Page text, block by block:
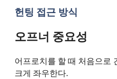
헌팅 접근 방식
오프너 중요성
어프로치를 할 때 처음으로
크게 좌우한다.